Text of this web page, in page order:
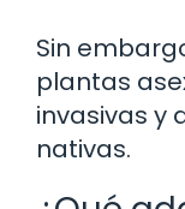
Sin
plantas
invasivas y
nativas.